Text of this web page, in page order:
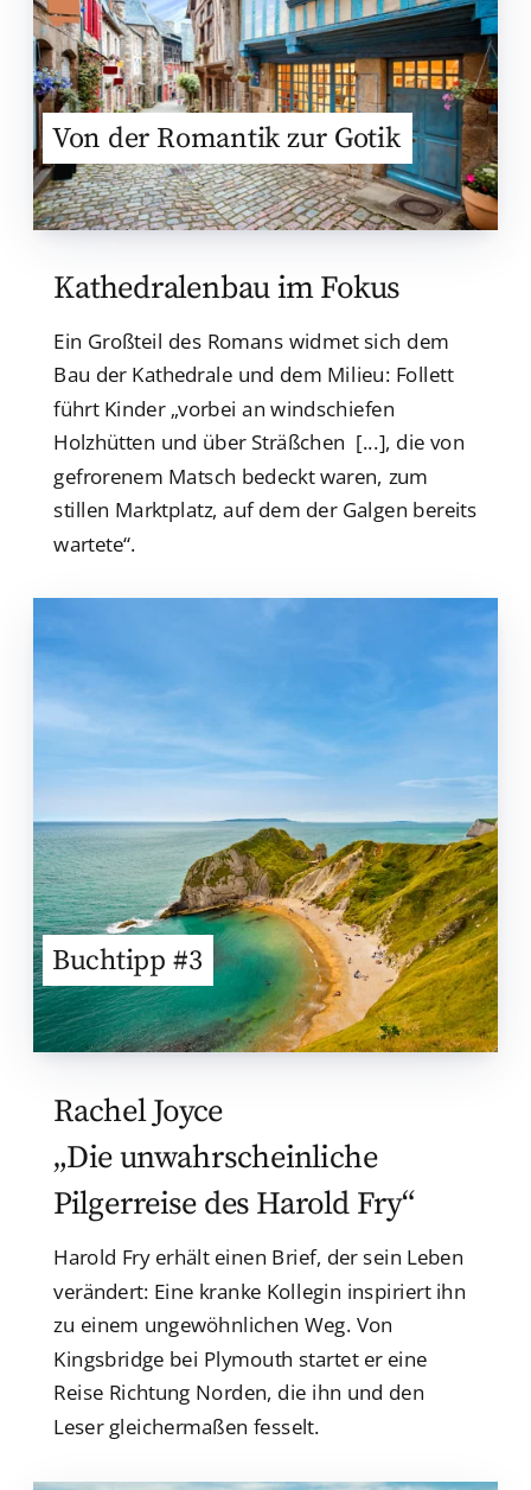
Von der Romantik zur Gotik
Kathedralenbau im Fokus
Ein Großteil des Romans widmet sich dem
Bau der Kathedrale und dem Milieu: Follett
führt Kinder „vorbei an windschiefen
Holzhütten und über Sträßchen [...], die von
gefrorenem Matsch bedeckt waren, zum
stillen Marktplatz, auf dem der Galgen bereits
wartete“.
Buchtipp #3
Rachel Joyce
„Die unwahrscheinliche
Pilgerreise des Harold Fry“
Harold Fry erhält einen Brief, der sein Leben
verändert: Eine kranke Kollegin inspiriert ihn
zu einem ungewöhnlichen Weg. Von
Kingsbridge bei Plymouth startet er eine
Reise Richtung Norden, die ihn und den
Leser gleichermaßen fesselt.